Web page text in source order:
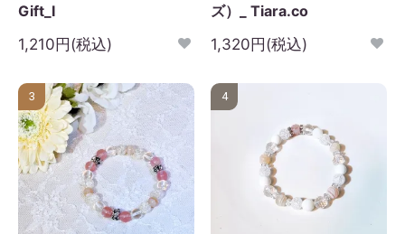
Gift_I
1,210円(税込)
ズ）_ Tiara.co
1,320円(税込)
3 4